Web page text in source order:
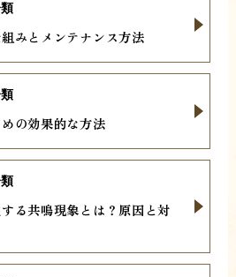
みとメンテナンス方法
の効果的な方法
る共鳴現象とは？原因と対